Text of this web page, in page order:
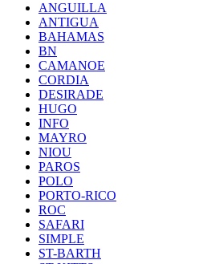
ANGUILLA
ANTIGUA
BAHAMAS
BN
CAMANOE
CORDIA
DESIRADE
HUGO
INFO
MAYRO
NIOU
PAROS
POLO
PORTO-RICO
ROC
SAFARI
SIMPLE
ST-BARTH